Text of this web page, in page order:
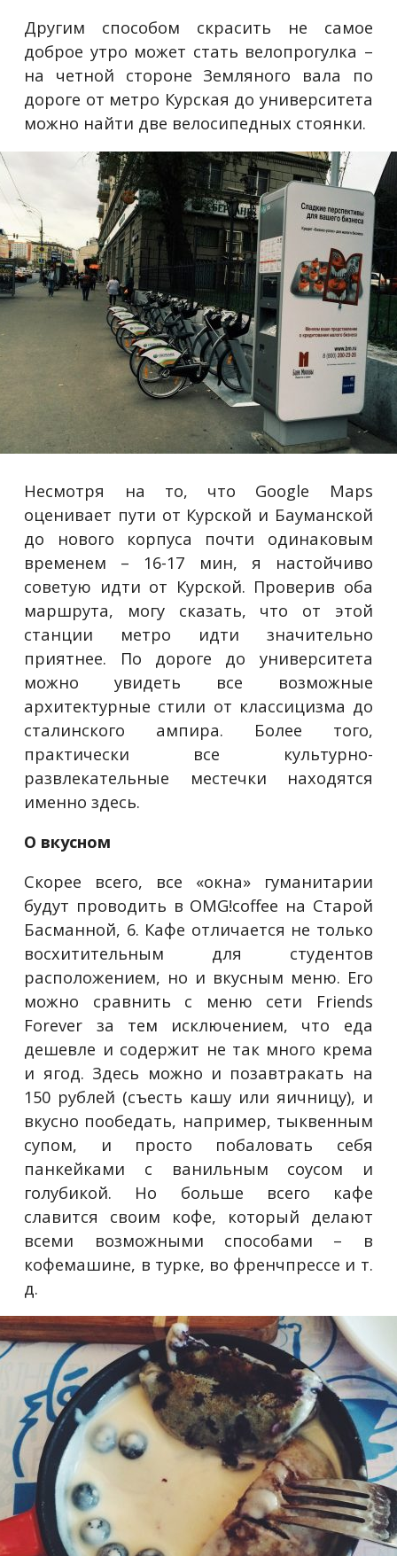
Другим способом скрасить не самое
доброе утро может стать велопрогулка –
на четной стороне Земляного вала по
дороге от метро Курская до университета
можно найти две велосипедных стоянки.
Несмотря на то, что Google Maps
оценивает пути от Курской и Бауманской
до нового корпуса почти одинаковым
временем – 16-17 мин, я настойчиво
советую идти от Курской. Проверив оба
маршрута, могу сказать, что от этой
станции метро идти значительно
приятнее. По дороге до университета
можно увидеть все возможные
архитектурные стили от классицизма до
сталинского ампира. Более того,
практически все культурно-
развлекательные местечки находятся
именно здесь.
О вкусном
Скорее всего, все «окна» гуманитарии
будут проводить в OMG!coffee на Старой
Басманной, 6. Кафе отличается не только
восхитительным для студентов
расположением, но и вкусным меню. Его
можно сравнить с меню сети Friends
Forever за тем исключением, что еда
дешевле и содержит не так много крема
и ягод. Здесь можно и позавтракать на
150 рублей (съесть кашу или яичницу), и
вкусно пообедать, например, тыквенным
супом, и просто побаловать себя
панкейками с ванильным соусом и
голубикой. Но больше всего кафе
славится своим кофе, который делают
всеми возможными способами – в
кофемашине, в турке, во френчпрессе и т.
д.